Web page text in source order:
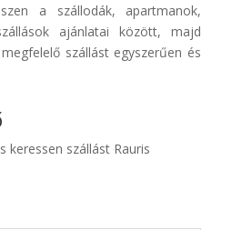
a szállodák, apartmanok,
ajánlatai között, majd
szállást egyszerűen és
keressen szállást Rauris